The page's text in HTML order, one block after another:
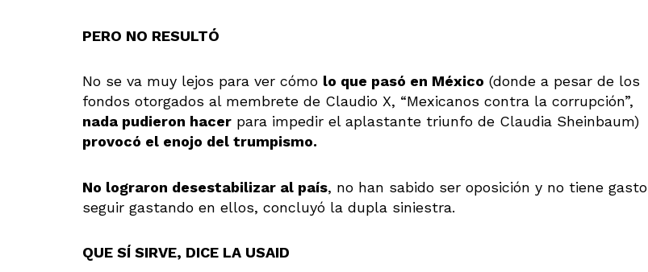
PERO NO RESULTÓ
No se va muy lejos para ver cómo lo que pasó en México (donde a pesar de los
fondos otorgados al membrete de Claudio X, “Mexicanos contra la corrupción”,
nada pudieron hacer para impedir el aplastante triunfo de Claudia Sheinbaum)
provocó el enojo del trumpismo.
No lograron desestabilizar al país, no han sabido ser oposición y no tiene gasto
seguir gastando en ellos, concluyó la dupla siniestra.
QUE SÍ SIRVE, DICE LA USAID